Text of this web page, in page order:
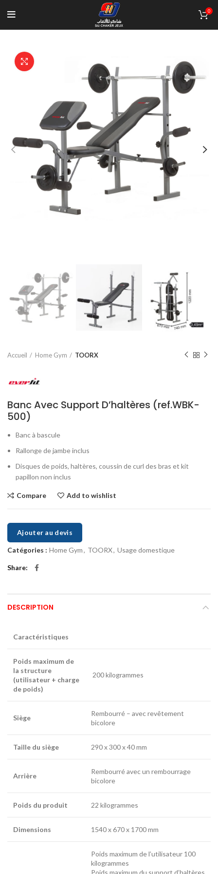
0
Accueil Home Gym TOORX
Banc Avec Support D’haltères (ref.WBK-
500)
Banc à bascule
Rallonge de jambe inclus
Disques de poids, haltères, coussin de curl des bras et kit
papillon non inclus
Compare Add to wishlist
Ajouter au devis
Catégories : Home Gym, TOORX, Usage domestique
Share
DESCRIPTION
Caractéristiques
Poids maximum de
la structure
(utilisateur + charge
de poids)
200 kilogrammes
Siège
Rembourré – avec revêtement
bicolore
Taille du siège 290 x 300 x 40 mm
Arrière
Rembourré avec un rembourrage
bicolore
Poids du produit 22 kilogrammes
Dimensions 1540 x 670 x 1700 mm
Poids maximum de l’utilisateur 100
kilogrammes